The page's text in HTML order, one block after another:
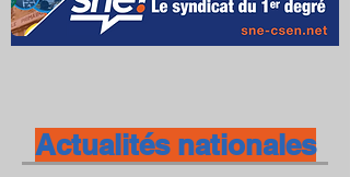
Actualités nationales